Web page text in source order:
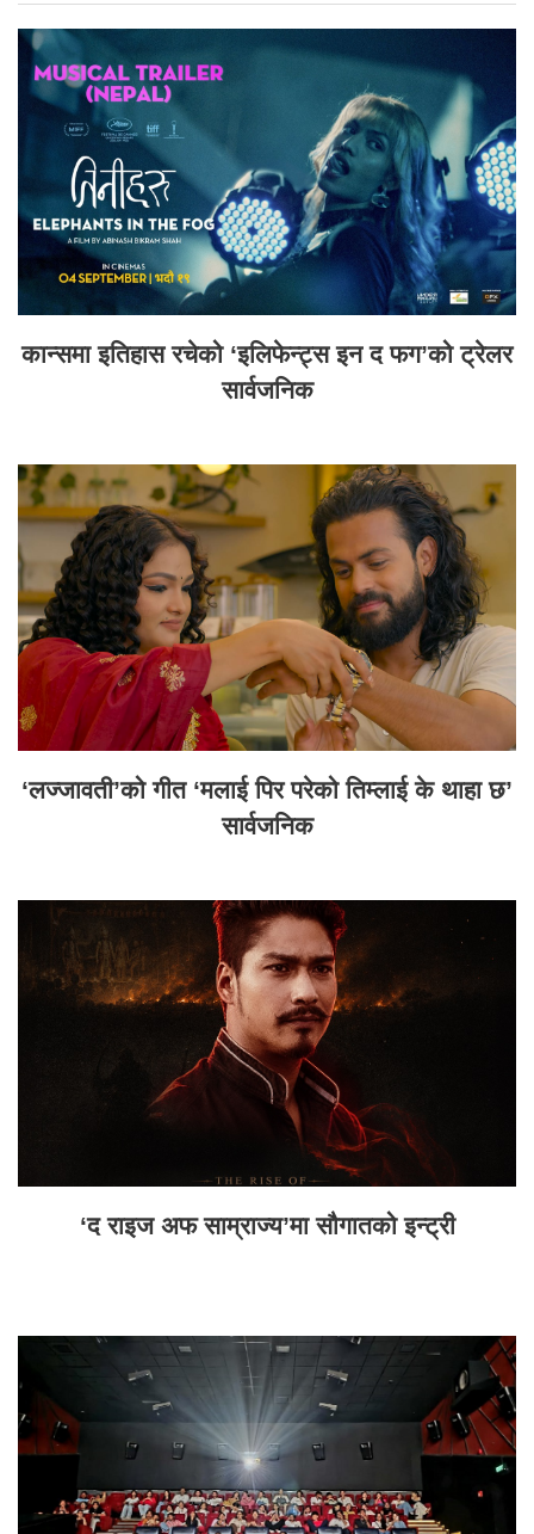
कान्समा इतिहास रचेको ‘इलिफेन्ट्स इन द फग’को ट्रेलर
सार्वजनिक
‘लज्जावती’को गीत ‘मलाई पिर परेको तिम्लाई के थाहा छ’
सार्वजनिक
‘द राइज अफ साम्राज्य’मा सौगातको इन्ट्री